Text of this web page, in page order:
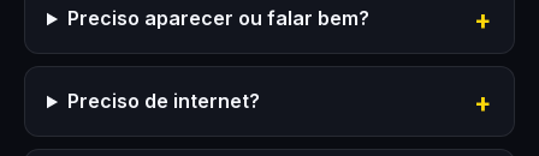
Preciso aparecer ou falar bem?
Preciso de internet?